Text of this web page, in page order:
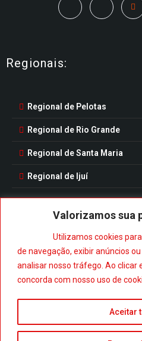
Valorizamos sua
Utilizamos cookies
de navegação, exibir anúncios
analisar nosso tráfego. Ao clicar
concorda com nosso uso de
Aceitar
Regionais:
Regional de Pelotas
Regional de Rio Grande
Regional de Santa Maria
Regional de Ijuí
Baixe nosso aplicativo: